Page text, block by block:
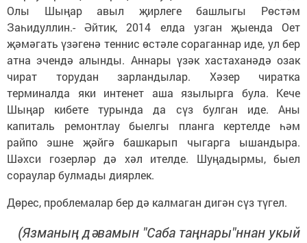
Олы Шыңар авыл җирлеге башлыгы Рөстәм
Заһидуллин.- Әйтик, 2014 елда узган җыенда Оет
җәмәгать үзәгенә теннис өстәле сораганнар иде, ул бер
атна эчендә алынды. Аннары үзәк хастаханәдә озак
чират торудан зарландылар. Хәзер чиратка
терминалда яки интенет аша язылырга була. Кече
Шыңар кибете турында да сүз булган иде. Аны
капиталь ремонтлау быелгы планга кертелде һәм
райпо эшне җәйгә башкарып чыгарга ышандыра.
Шәхси гозерләр дә хәл ителде. Шуңадырмы, быел
сораулар булмады диярлек.
Дөрес, проблемалар бер дә калмаган дигән сүз түгел.
(Язманың дәвамын "Саба таңнары"ннан укый